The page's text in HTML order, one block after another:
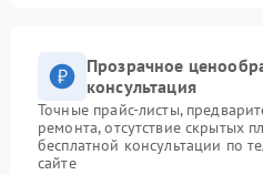
Прозрачное
консультация
Точные прайс-листы,
ремонта, отсутствие скрытых
бесплатной консультации по
сайте